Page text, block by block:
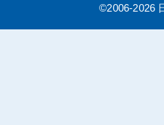
©2006-2026